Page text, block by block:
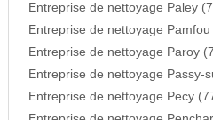
Entreprise de nettoyage Paley
Entreprise de nettoyage
Entreprise de nettoyage Paroy
Entreprise de nettoyage Passy-
Entreprise de nettoyage Pecy